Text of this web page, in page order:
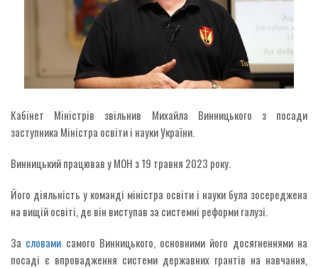
Кабінет Міністрів звільнив Михайла Винницького з посади
заступника Міністра освіти і науки України.
Винницький працював у МОН з 19 травня 2023 року.
Його діяльність у команді міністра освіти і науки була зосереджена
на вищій освіті, де він виступав за системні реформи галузі.
За словами самого Винницького, основними його досягненнями на
посаді є впровадження системи державних грантів на навчання,